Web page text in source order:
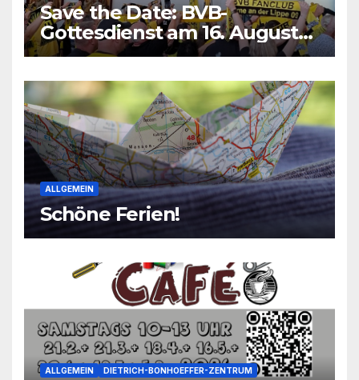
Save the Date: BVB-
Gottesdienst am 16. August
2026
ALLGEMEIN
Schöne Ferien!
ALLGEMEIN DIETRICH-BONHOEFFER-ZENTRUM